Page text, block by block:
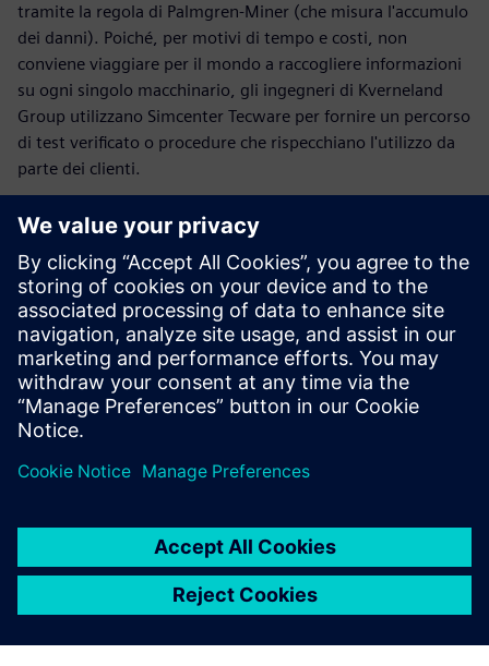
tramite la regola di Palmgren-Miner (che misura l'accumulo
dei danni). Poiché, per motivi di tempo e costi, non
conviene viaggiare per il mondo a raccogliere informazioni
su ogni singolo macchinario, gli ingegneri di Kverneland
Group utilizzano Simcenter Tecware per fornire un percorso
di test verificato o procedure che rispecchiano l'utilizzo da
parte dei clienti.
Controllare i valori e risalire ai
dati misurati in precedenza è
semplicissimo. Gli ingegneri
ottengono una panoramica
completa dei dati misurati,
con la massima semplicità.
Henrik Christensen Aarenstrup, Project Engineer,